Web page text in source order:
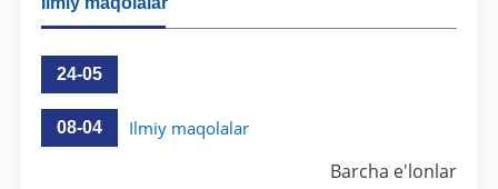
24-05
08-04 Ilmiy maqolalar
Barcha e'lonlar